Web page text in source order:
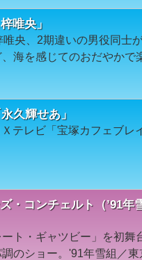
唯央」
央、2期違いの男役同士
海を感じてのおだやかで
久輝せあ」
テレビ「宝塚カフェブレ
・コンチェルト（’91
ト・ギャツビー」を初舞
のショー。'91年雪組／